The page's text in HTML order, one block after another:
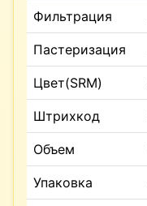
Фильтрация
Пастеризация
Цвет(SRM)
Штрихкод
Объем
Упаковка